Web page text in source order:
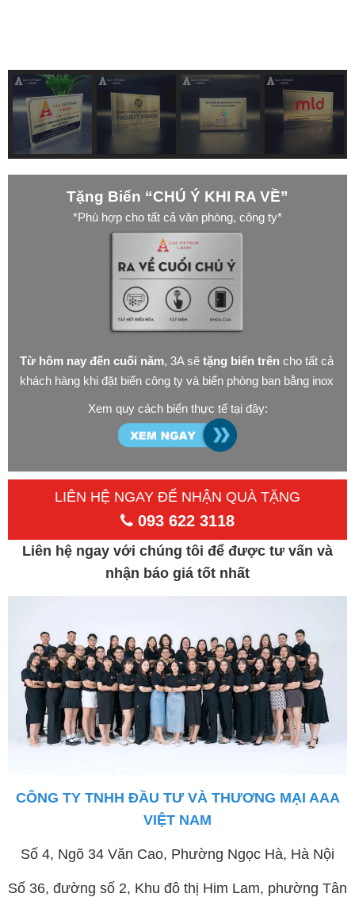
Tặng Biển “CHÚ Ý KHI RA VỀ”
*Phù hợp cho tất cả văn phòng, công ty*
Từ hôm nay đến cuối năm, 3A sẽ tặng biển trên cho tất cả
khách hàng khi đặt biển công ty và biển phòng ban bằng inox
Xem quy cách biển thực tế tại đây:
LIÊN HỆ NGAY ĐỂ NHẬN QUÀ TẶNG
093 622 3118
Liên hệ ngay với chúng tôi để được tư vấn và
nhận báo giá tốt nhất
CÔNG TY TNHH ĐẦU TƯ VÀ THƯƠNG MẠI AAA
VIỆT NAM
Số 4, Ngõ 34 Văn Cao, Phường Ngọc Hà, Hà Nội
Số 36, đường số 2, Khu đô thị Him Lam, phường Tân